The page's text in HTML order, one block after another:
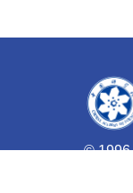
©